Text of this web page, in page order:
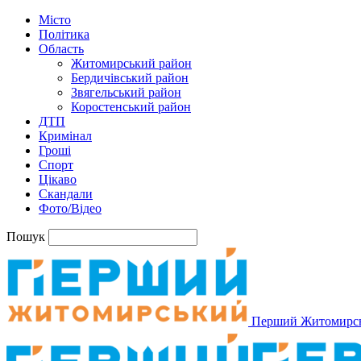
Місто
Політика
Область
Житомирський район
Бердичівський район
Звягельський район
Коростенський район
ДТП
Кримінал
Гроші
Спорт
Цікаво
Скандали
Фото/Відео
Пошук
Перший